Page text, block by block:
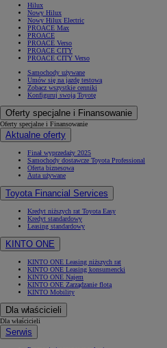
Hilux
Nowy Hilux
Nowy Hilux Electric
PROACE Max
PROACE
PROACE Verso
PROACE CITY
PROACE CITY Verso
Samochody używane
Umów się na jazdę testową
Zobacz wszystkie cenniki
Konfiguruj swoją Toyotę
Oferty specjalne i Finansowanie
Oferty specjalne i Finansowanie
Aktualne oferty
Finał wyprzedaży 2025
Samochody dostawcze Toyota Professional
Oferta biznesowa
Auta używane
Toyota Financial Services
Kredyt niższych rat Toyota Easy
Kredyt standardowy
Leasing standardowy
KINTO ONE
KINTO ONE Leasing niższych rat
KINTO ONE Leasing konsumencki
KINTO ONE Najem
KINTO ONE Zarządzanie flotą
KINTO Mobility
Dla właścicieli
Dla właścicieli
Serwis